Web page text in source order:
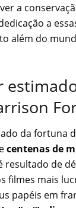
a
a
além do
da fortuna
centenas de
resultado de
filmes mais
papéis em